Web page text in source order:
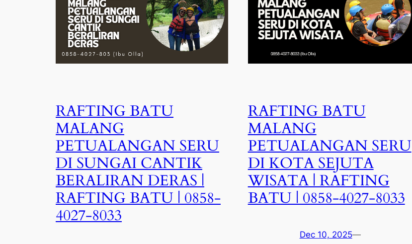
RAFTING BATU
MALANG
PETUALANGAN SERU
DI SUNGAI CANTIK
BERALIRAN DERAS |
RAFTING BATU | 0858-
4027-8033
RAFTING BATU
MALANG
PETUALANGAN SERU
DI KOTA SEJUTA
WISATA | RAFTING
BATU | 0858-4027-8033
Dec 10, 2025—